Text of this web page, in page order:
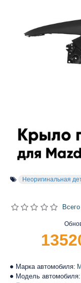
Неоригинальная
Марка автомобиля:
Модель автомобиля: